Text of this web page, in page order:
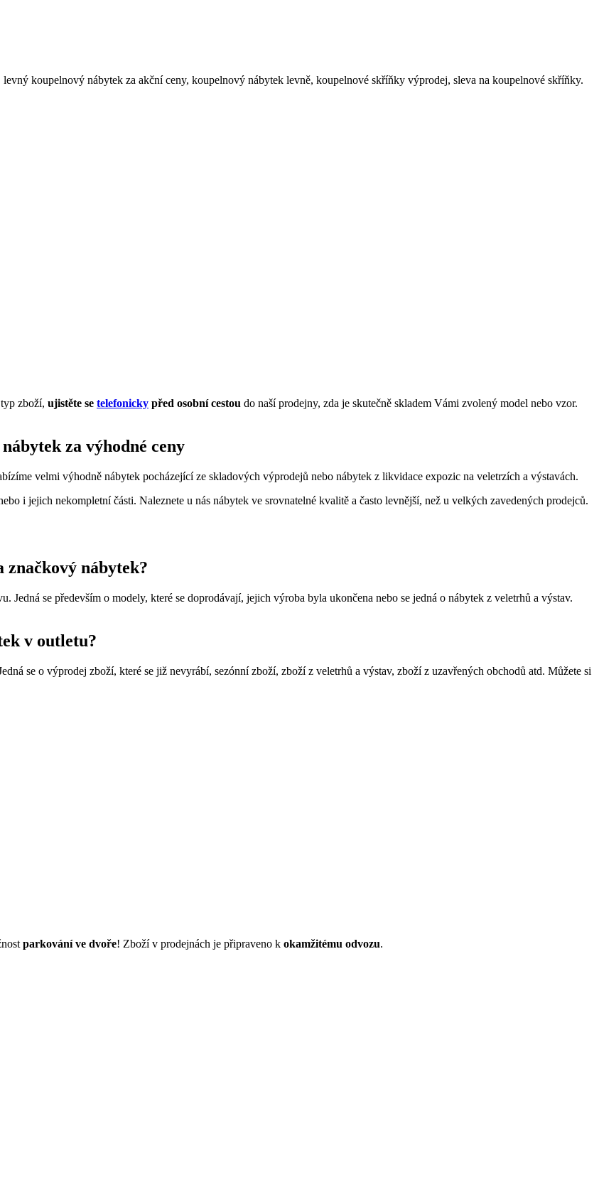
koupelnový nábytek za akční ceny, koupelnový nábytek levně, koupelnové skříňky‎ výprodej, sleva na koupelnové skříňky‎.
zboží, ujistěte se telefonicky před osobní cestou do naší prodejny, zda je skutečně skladem Vámi zvolený model nebo vzor.
za výhodné ceny
velmi výhodně nábytek pocházející ze skladových výprodejů nebo nábytek z likvidace expozic na veletrzích a výstavách.
i jejich nekompletní části. Naleznete u nás nábytek ve srovnatelné kvalitě a často levnější, než u velkých zavedených prodejců.
značkový nábytek?
se především o modely, které se doprodávají, jejich výroba byla ukončena nebo se jedná o nábytek z veletrhů a výstav.
v outletu?
se o výprodej zboží, které se již nevyrábí, sezónní zboží, zboží z veletrhů a výstav, zboží z uzavřených obchodů atd. Můžete si
parkování ve dvoře! Zboží v prodejnách je připraveno k okamžitému odvozu.